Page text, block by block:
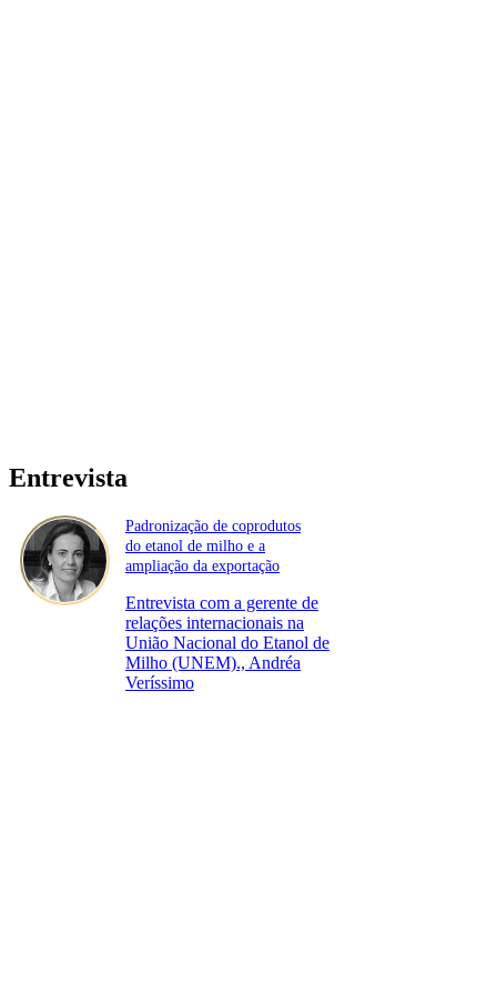
Entrevista
Padronização de coprodutos
do etanol de milho e a
ampliação da exportação
Entrevista com a gerente de
relações internacionais na
União Nacional do Etanol de
Milho (UNEM)., Andréa
Veríssimo